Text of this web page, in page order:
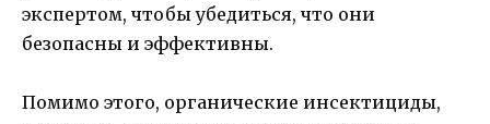
экспертом, чтобы убедиться, что они
безопасны и эффективны.
Помимо этого, органические инсектициды,